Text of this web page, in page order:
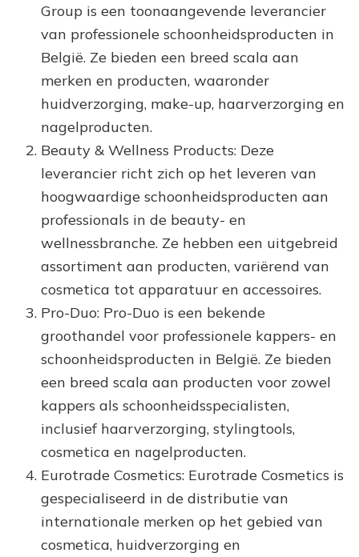
Group is een toonaangevende leverancier
van professionele schoonheidsproducten in
België. Ze bieden een breed scala aan
merken en producten, waaronder
huidverzorging, make-up, haarverzorging en
nagelproducten.
Beauty & Wellness Products: Deze
leverancier richt zich op het leveren van
hoogwaardige schoonheidsproducten aan
professionals in de beauty- en
wellnessbranche. Ze hebben een uitgebreid
assortiment aan producten, variërend van
cosmetica tot apparatuur en accessoires.
Pro-Duo: Pro-Duo is een bekende
groothandel voor professionele kappers- en
schoonheidsproducten in België. Ze bieden
een breed scala aan producten voor zowel
kappers als schoonheidsspecialisten,
inclusief haarverzorging, stylingtools,
cosmetica en nagelproducten.
Eurotrade Cosmetics: Eurotrade Cosmetics is
gespecialiseerd in de distributie van
internationale merken op het gebied van
cosmetica, huidverzorging en